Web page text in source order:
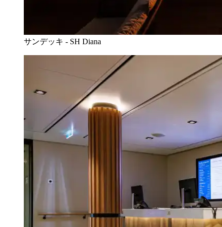
サンデッキ - SH Diana